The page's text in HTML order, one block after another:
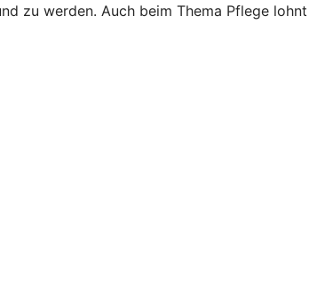
zu werden. Auch beim Thema Pflege lohnt